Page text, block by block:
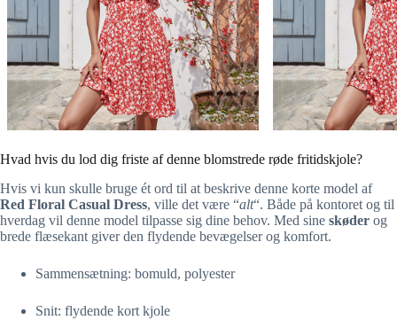
Hvad hvis du lod dig friste af denne blomstrede røde fritidskjole?
Hvis vi kun skulle bruge ét ord til at beskrive denne korte model af
Red Floral Casual Dress, ville det være “alt“. Både på kontoret og til
hverdag vil denne model tilpasse sig dine behov. Med sine skøder og
brede flæsekant giver den flydende bevægelser og komfort.
Sammensætning: bomuld, polyester
Snit: flydende kort kjole